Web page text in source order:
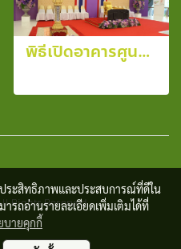
พิธีเปิดอาคารศูนย์ฯ กรมหลวงนราธิวาสราชนครินทร์
Rights Reserved.
ระสิทธิภาพและประสบการณ์ที่ดีใน
รถอ่านรายละเอียดเพิ่มเติมได้ที่
บายคุกกี้